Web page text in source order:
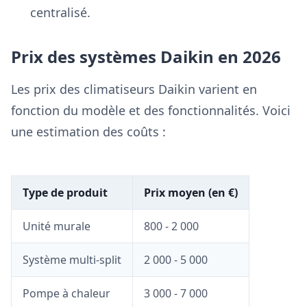
centralisé.
Prix des systèmes Daikin en 2026
Les prix des climatiseurs Daikin varient en
fonction du modèle et des fonctionnalités. Voici
une estimation des coûts :
Type de produit Prix moyen (en €)
Unité murale 800 - 2 000
Système multi-split 2 000 - 5 000
Pompe à chaleur 3 000 - 7 000